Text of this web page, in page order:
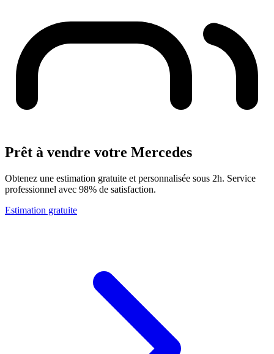
Prêt à vendre votre Mercedes
Obtenez une estimation gratuite et personnalisée sous 2h. Service
professionnel avec 98% de satisfaction.
Estimation gratuite